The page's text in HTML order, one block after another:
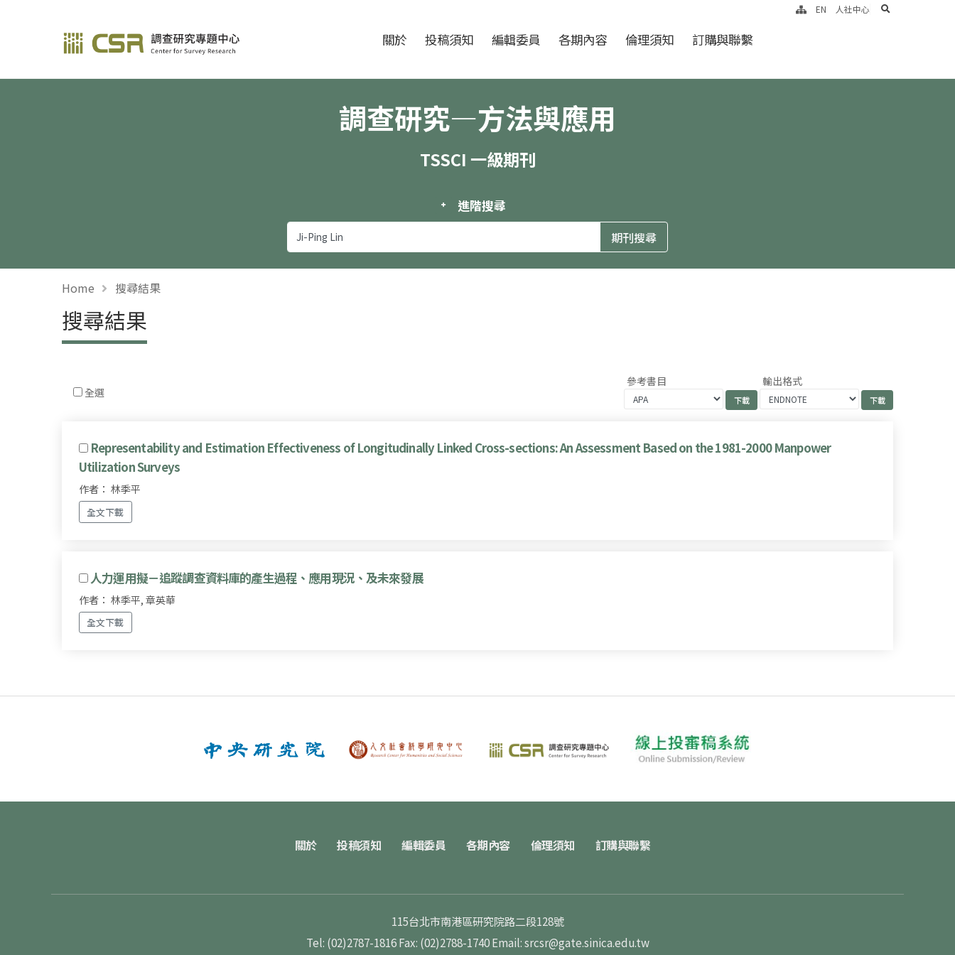
調查研究—方法與應用期刊 關於 投稿須知 編輯委員 各期內容 倫理須知 訂購與聯繫
EN 人社中心 search
調查研究—方法與應用
TSSCI 一級期刊
進階搜尋
Home 搜尋結果
搜尋結果
全選
參考書目 輸出格式
Representability and Estimation Effectiveness of Longitudinally Linked Cross-sections: An Assessment Based on the 1981-2000 Manpower
Utilization Surveys
作者： 林季平
全文下載
人力運用擬－追蹤調查資料庫的產生過程、應用現況、及未來發展
作者： 林季平, 章英華
全文下載
關於 投稿須知 編輯委員 各期內容 倫理須知 訂購與聯繫
115台北市南港區研究院路二段128號
Tel: (02)2787-1816 Fax: (02)2788-1740 Email: srcsr@gate.sinica.edu.tw